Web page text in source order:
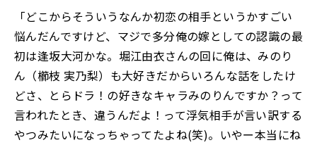
「どこからそういうなんか初恋の相手というかすごい
悩んだんですけど、マジで多分俺の嫁としての認識の最
初は逢坂大河かな。堀江由衣さんの回に俺は、みのり
ん（櫛枝 実乃梨）も大好きだからいろんな話をしたけ
どさ、とらドラ！の好きなキャラみのりんですか？って
言われたとき、違うんだよ！って浮気相手が言い訳する
やつみたいになっちゃってたよね(笑)。いやー本当にね